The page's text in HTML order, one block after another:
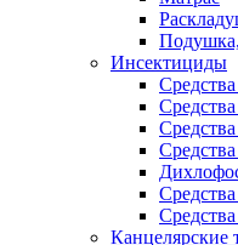
Инсектициды
Канцелярские